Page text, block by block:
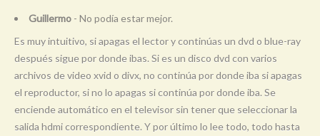
Guillermo - No podía estar mejor.
Es muy intuitivo, si apagas el lector y continúas un dvd o blue-ray
después sigue por donde ibas. Si es un disco dvd con varios
archivos de video xvid o divx, no continúa por donde iba si apagas
el reproductor, si no lo apagas si continúa por donde iba. Se
enciende automático en el televisor sin tener que seleccionar la
salida hdmi correspondiente. Y por último lo lee todo, todo hasta